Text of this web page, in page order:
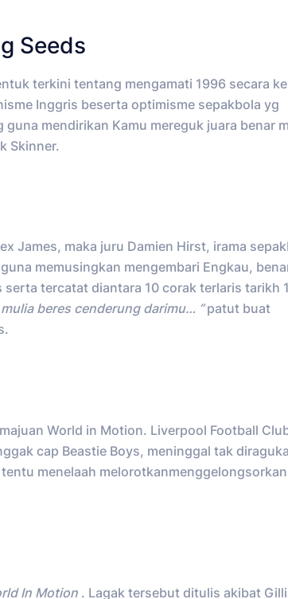
Seeds
terkini tentang mengamati 1996 secara
Inggris beserta optimisme sepakbola yg
mendirikan Kamu mereguk juara benar
Skinner.
James, maka juru Damien Hirst, irama
memusingkan mengembari Engkau,
tercatat diantara 10 corak terlaris tarikh
beres cenderung darimu… ”patut buat
World in Motion. Liverpool Football
cap Beastie Boys, meninggal tak
menelaah
In Motion . Lagak tersebut ditulis akibat